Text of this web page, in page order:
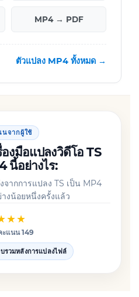
MP4 → PDF
ตัวแปลง MP4 ทั้งหมด →
นจากผู้ใช้
งมือแปลงวิดีโอ TS
นี้อย่างไร:
ากการแปลง TS เป็น MP4
งน้อยหนึ่งครั้งแล้ว
ะแนน 149
รวมหลังการแปลงไฟล์